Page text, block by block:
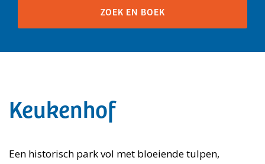
Keukenhof
Een historisch park vol met bloeiende tulpen,